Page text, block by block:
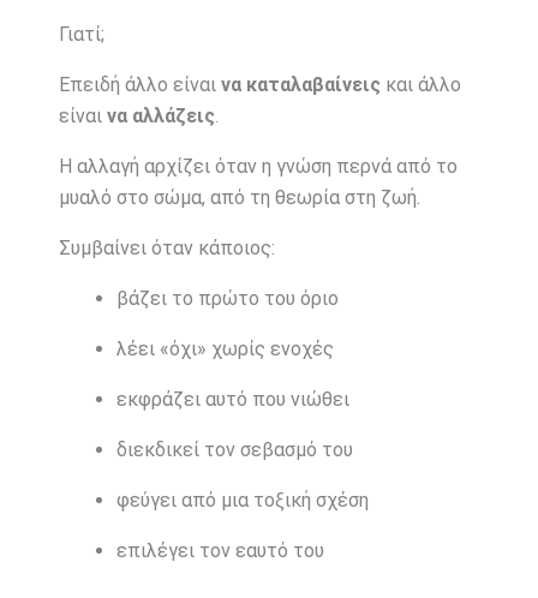
Γιατί;
Επειδή άλλο είναι να καταλαβαίνεις και άλλο
είναι να αλλάζεις.
Η αλλαγή αρχίζει όταν η γνώση περνά από το
μυαλό στο σώμα, από τη θεωρία στη ζωή.
Συμβαίνει όταν κάποιος:
βάζει το πρώτο του όριο
λέει «όχι» χωρίς ενοχές
εκφράζει αυτό που νιώθει
διεκδικεί τον σεβασμό του
φεύγει από μια τοξική σχέση
επιλέγει τον εαυτό του